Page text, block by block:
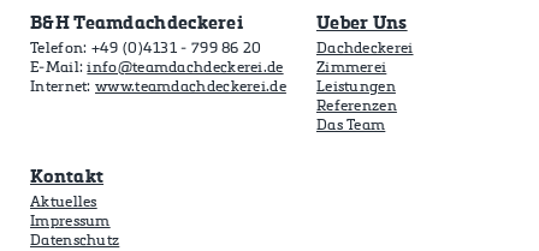
B&H Teamdachdeckerei
Telefon: +49 (0)4131 - 799 86 20
E-Mail:info@teamdachdeckerei.de
Internet: www.teamdachdeckerei.de
Ueber Uns
Dachdeckerei
Zimmerei
Leistungen
Referenzen
Das Team
Kontakt
Aktuelles
Impressum
Datenschutz